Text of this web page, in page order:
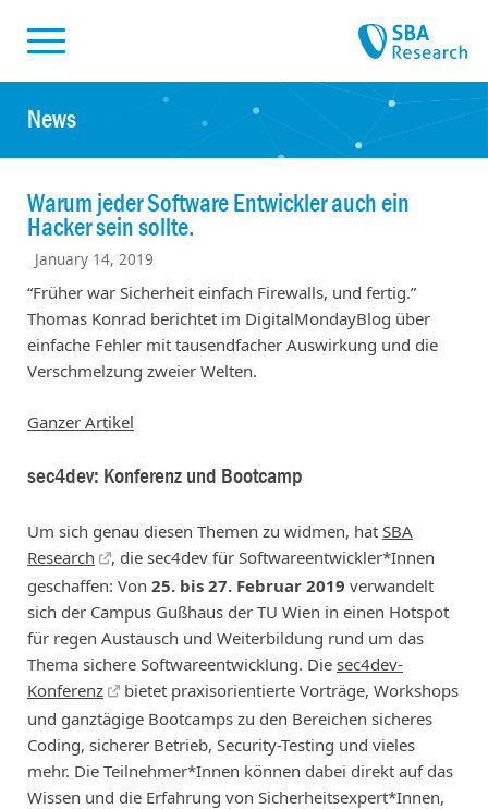
News
Warum jeder Software Entwickler auch ein
Hacker sein sollte.
January 14, 2019
“Früher war Sicherheit einfach Firewalls, und fertig.”
Thomas Konrad berichtet im DigitalMondayBlog über
einfache Fehler mit tausendfacher Auswirkung und die
Verschmelzung zweier Welten.
Ganzer Artikel
sec4dev: Konferenz und Bootcamp
Um sich genau diesen Themen zu widmen, hat SBA
Research
, die sec4dev für Softwareentwickler*Innen
geschaffen: Von 25. bis 27. Februar 2019 verwandelt
sich der Campus Gußhaus der TU Wien in einen Hotspot
für regen Austausch und Weiterbildung rund um das
Thema sichere Softwareentwicklung. Die sec4dev-
Konferenz
bietet praxisorientierte Vorträge, Workshops
und ganztägige Bootcamps zu den Bereichen sicheres
Coding, sicherer Betrieb, Security-Testing und vieles
mehr. Die Teilnehmer*Innen können dabei direkt auf das
Wissen und die Erfahrung von Sicherheitsexpert*Innen,